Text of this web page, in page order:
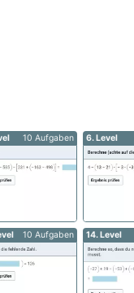
10 Aufgaben 6. Level
10 Aufgaben 14. Level